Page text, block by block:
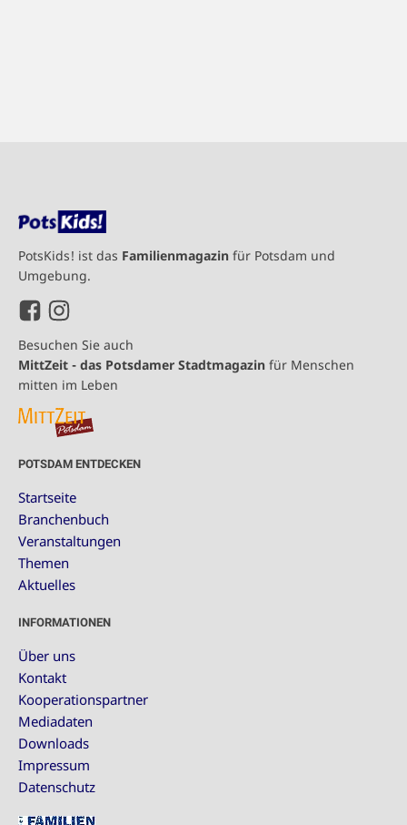
PotsKids! ist das Familienmagazin für Potsdam und
Umgebung.
Besuchen Sie auch
MittZeit - das Potsdamer Stadtmagazin für Menschen
mitten im Leben
POTSDAM ENTDECKEN
Startseite
Branchenbuch
Veranstaltungen
Themen
Aktuelles
INFORMATIONEN
Über uns
Kontakt
Kooperationspartner
Mediadaten
Downloads
Impressum
Datenschutz